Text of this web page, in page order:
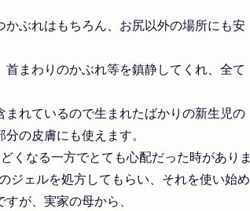
ぶれはもちろん、お尻以外の場所にも安
まわりのかぶれ等を鎮静してくれ、全て
れているので生まれたばかりの新生児の
の皮膚にも使えます。
くなる一方でとても心配だった時がありま
ジェルを処方してもらい、それを使い始め
が、実家の母から、